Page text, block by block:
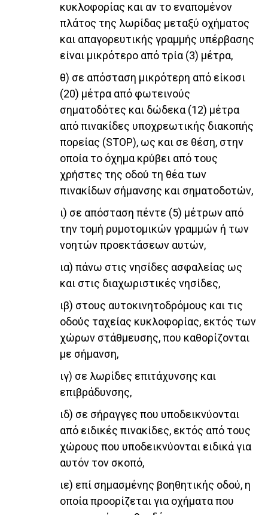
κυκλοφορίας και αν το εναπομένον
πλάτος της λωρίδας μεταξύ οχήματος
και απαγορευτικής γραμμής υπέρβασης
είναι μικρότερο από τρία (3) μέτρα,
θ) σε απόσταση μικρότερη από είκοσι
(20) μέτρα από φωτεινούς
σηματοδότες και δώδεκα (12) μέτρα
από πινακίδες υποχρεωτικής διακοπής
πορείας (STOP), ως και σε θέση, στην
οποία το όχημα κρύβει από τους
χρήστες της οδού τη θέα των
πινακίδων σήμανσης και σηματοδοτών,
ι) σε απόσταση πέντε (5) μέτρων από
την τομή ρυμοτομικών γραμμών ή των
νοητών προεκτάσεων αυτών,
ια) πάνω στις νησίδες ασφαλείας ως
και στις διαχωριστικές νησίδες,
ιβ) στους αυτοκινητοδρόμους και τις
οδούς ταχείας κυκλοφορίας, εκτός των
χώρων στάθμευσης, που καθορίζονται
με σήμανση,
ιγ) σε λωρίδες επιτάχυνσης και
επιβράδυνσης,
ιδ) σε σήραγγες που υποδεικνύονται
από ειδικές πινακίδες, εκτός από τους
χώρους που υποδεικνύονται ειδικά για
αυτόν τον σκοπό,
ιε) επί σημασμένης βοηθητικής οδού, η
οποία προορίζεται για οχήματα που